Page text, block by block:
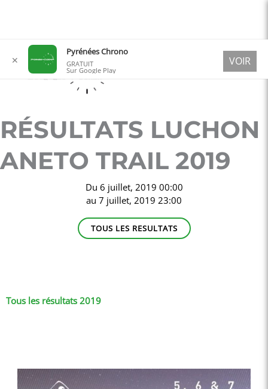
contenu
RÉSULTATS LUCHON
ANETO TRAIL 2019
Du 6 juillet, 2019 00:00
au 7 juillet, 2019 23:00
TOUS LES RESULTATS
Tous les résultats 2019
✕
Pyrénées Chrono
GRATUIT
Sur Google Play
VOIR